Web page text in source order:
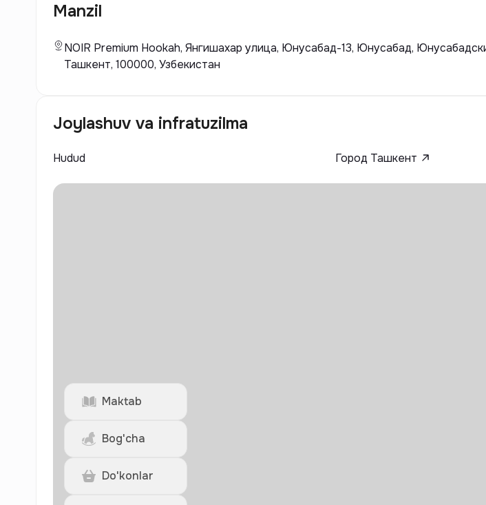
функциональности, но и эстетики.
Manzil
NOIR Premium Hookah, Янгишахар улица, Юнусабад-13, Юнусабад,
Ташкент, 100000, Узбекистан
Joylashuv va infratuzilma
Hudud Город Ташкент
Maktab
Bog'cha
Do'konlar